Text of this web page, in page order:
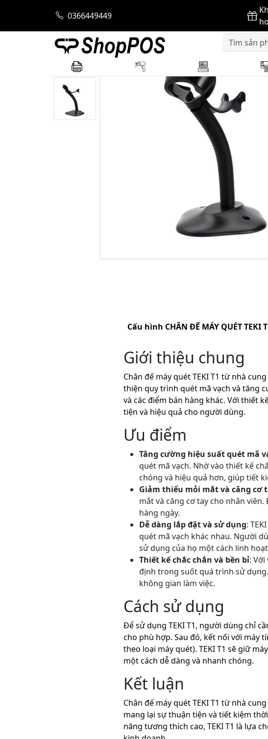
0366449449
Trang chủ Chân đế CHÂN ĐẾ MÁY QUÉT TEKI T1
Cấu hình CHÂN ĐẾ MÁY QUÉT TEKI
Giới thiệu chung
Chân đế máy quét TEKI T1 từ nhà
thiện quy trình quét mã vạch và tăng
và các điểm bán hàng khác. Với thiết
tiện và hiệu quả cho người dùng.
Ưu điểm
Tăng cường hiệu suất quét mã
quét mã vạch. Nhờ vào thiết kế
chóng và hiệu quả hơn, giúp tiết
Giảm thiểu mỏi mắt và căng cơ
mắt và căng cơ tay cho nhân
hàng ngày.
Dễ dàng lắp đặt và sử dụng:
quét mã vạch khác nhau. Người
sử dụng của họ một cách linh
Thiết kế chắc chắn và bền bỉ: Với
định trong suốt quá trình sử
không gian làm việc.
Cách sử dụng
Để sử dụng TEKI T1, người dùng chỉ
cho phù hợp. Sau đó, kết nối với máy
theo loại máy quét). TEKI T1 sẽ giữ
một cách dễ dàng và nhanh chóng.
Kết luận
Chân đế máy quét TEKI T1 từ nhà
mang lại sự thuận tiện và tiết kiệm
năng tương thích cao, TEKI T1 là lựa